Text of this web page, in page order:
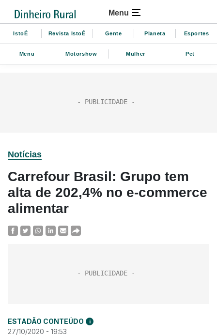
Menu
IstoÉ Revista IstoÉ Gente Planeta Esportes
Menu Motorshow Mulher Pet
Notícias
Carrefour Brasil: Grupo tem
alta de 202,4% no e-commerce
alimentar
ESTADÃO CONTEÚDO i
27/10/2020 - 19:53